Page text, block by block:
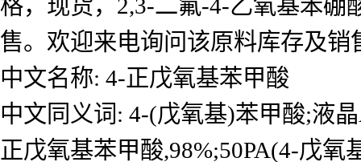
格，现货，2,3-二氟-4-乙氧基苯硼
售。欢迎来电询问该原料库存及销
中文名称: 4-正戊氧基苯甲酸
中文同义词: 4-(戊氧基)苯甲酸;液
正戊氧基苯甲酸,98%;50PA(4-戊